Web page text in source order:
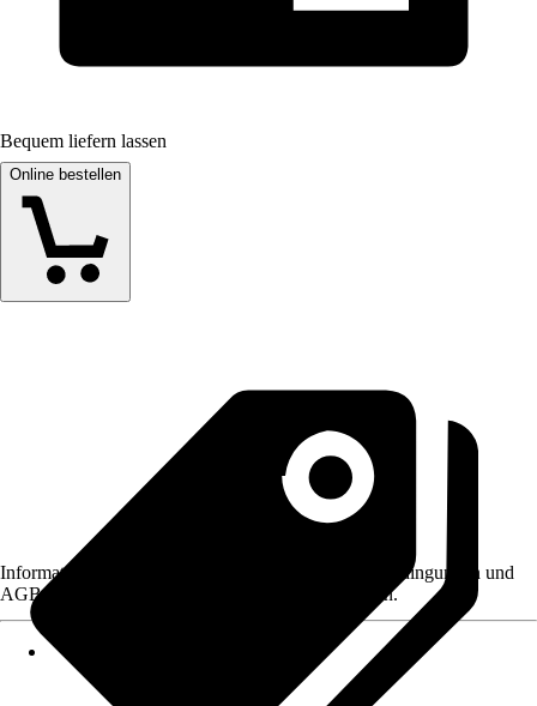
Bequem liefern lassen
Online bestellen
Informationen des Verkäufers, wie z. B. Rückgabebedingungen und
AGB, finden Sie bei Klick auf den Verkäufernamen.